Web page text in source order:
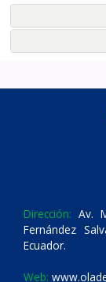
Dirección: Av.
Fernández
Ecuador.
Web: